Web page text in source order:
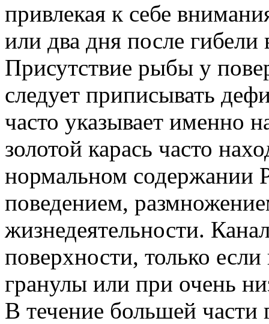
привлекая к себе
или два дня после
Присутствие рыбы у
следует приписывать
часто указывает именно
золотой карась часто
нормальном содержании
поведением,
жизнедеятельности.
поверхности, только
гранулы или при очень
В течение большей части